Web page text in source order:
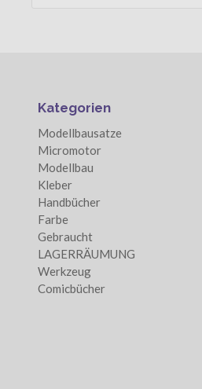
Kategorien
Modellbausatze
Micromotor
Modellbau
Kleber
Handbücher
Farbe
Gebraucht
LAGERRÄUMUNG
Werkzeug
Comicbücher